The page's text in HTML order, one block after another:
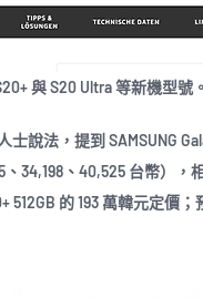
與 S20 Ultra 等新機型號
說法，提到 SAMSUNG
34,198、40,525 台幣），
512GB 的 193 萬韓元定